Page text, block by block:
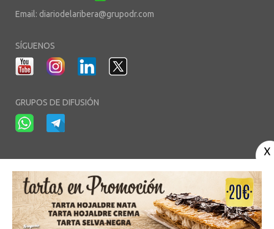
Email: diariodelaribera@grupodr.com
SÍGUENOS
GRUPOS DE DIFUSIÓN
Aviso Legal-Política de Privacidad-Política de Cookies-Área privada